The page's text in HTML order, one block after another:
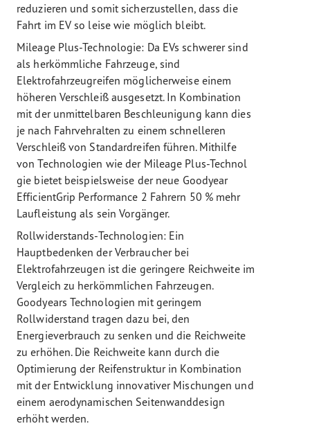
reduzieren und somit sicherzustellen, dass die
Fahrt im EV so leise wie möglich bleibt.
Mileage Plus-Technologie: Da EVs schwerer sind
als herkömmliche Fahrzeuge, sind
Elektrofahrzeugreifen möglicherweise einem
höheren Verschleiß ausgesetzt. In Kombination
mit der unmittelbaren Beschleunigung kann dies
je nach Fahrvehralten zu einem schnelleren
Verschleiß von Standardreifen führen. Mithilfe
von Technologien wie der Mileage Plus-Technol
gie bietet beispielsweise der neue Goodyear
EfficientGrip Performance 2 Fahrern 50 % mehr
Laufleistung als sein Vorgänger.
Rollwiderstands-Technologien: Ein
Hauptbedenken der Verbraucher bei
Elektrofahrzeugen ist die geringere Reichweite im
Vergleich zu herkömmlichen Fahrzeugen.
Goodyears Technologien mit geringem
Rollwiderstand tragen dazu bei, den
Energieverbrauch zu senken und die Reichweite
zu erhöhen. Die Reichweite kann durch die
Optimierung der Reifenstruktur in Kombination
mit der Entwicklung innovativer Mischungen und
einem aerodynamischen Seitenwanddesign
erhöht werden.